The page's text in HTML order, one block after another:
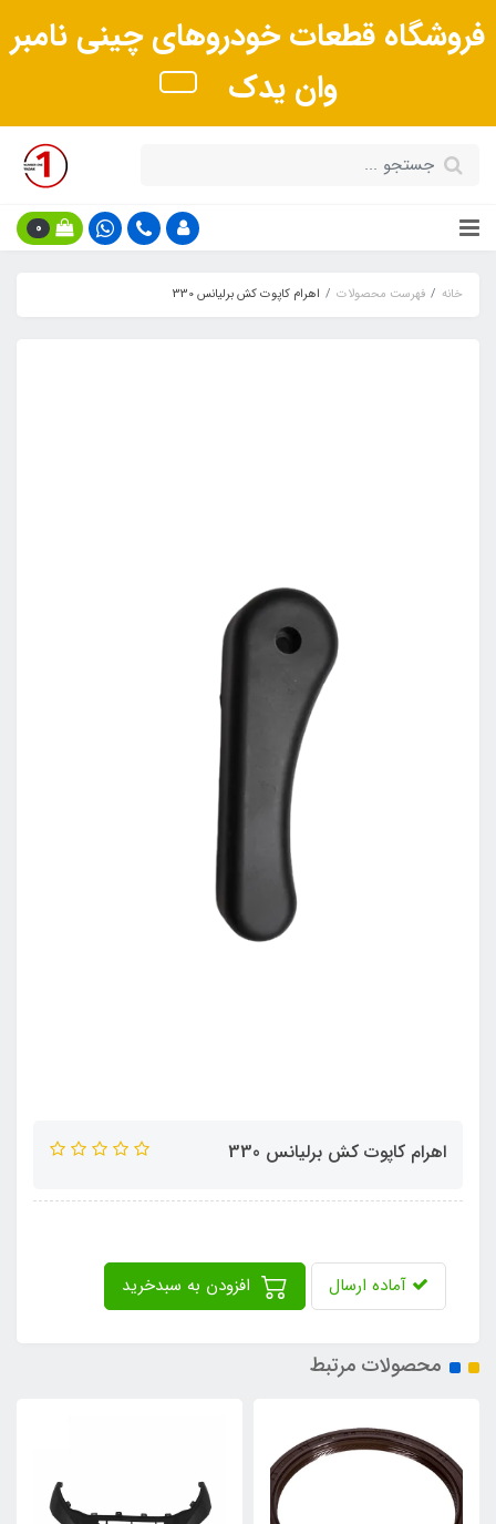
فروشگاه قطعات خودروهای چینی نامبر
وان یدک
0
خانه فهرست محصولات اهرام کاپوت کش برلیانس 330
اهرام کاپوت کش برلیانس 330
آماده ارسال
محصولات مرتبط